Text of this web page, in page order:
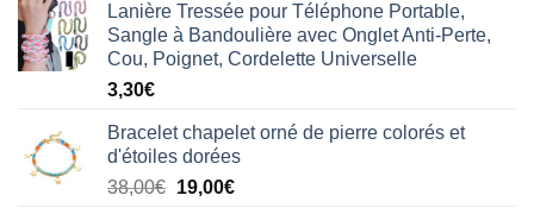
Lanière Tressée pour Téléphone Portable,
Sangle à Bandoulière avec Onglet Anti-Perte,
Cou, Poignet, Cordelette Universelle
3,30€
Bracelet chapelet orné de pierre colorés et
d'étoiles dorées
38,00€ Le
19,00€Le